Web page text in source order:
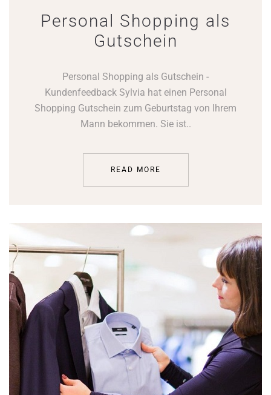
Personal Shopping als
Gutschein
Personal Shopping als Gutschein -
Kundenfeedback Sylvia hat einen Personal
Shopping Gutschein zum Geburtstag von Ihrem
Mann bekommen. Sie ist..
READ MORE